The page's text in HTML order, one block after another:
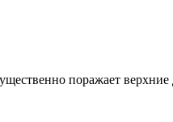
поражает